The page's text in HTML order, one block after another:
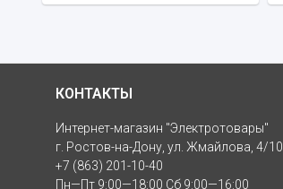
КОНТАКТЫ
Интернет-магазин "Электротовары"
г. Ростов-на-Дону, ул. Жмайлова, 4/10
+7 (863) 201-10-40
Пн—Пт 9:00—18:00 Сб 9:00—16:00